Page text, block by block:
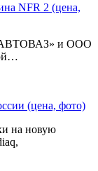
NFR 2 (цена,
«АВТОВАЗ» и ООО
(цена, фото)
на новую